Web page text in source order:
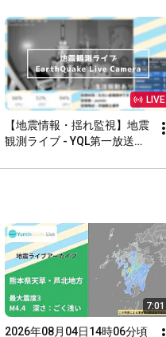
LIVE
【地震情報・揺れ監視】地震
観測ライブ - YQL第一放送
7:01
2026年08月04日14時06分頃